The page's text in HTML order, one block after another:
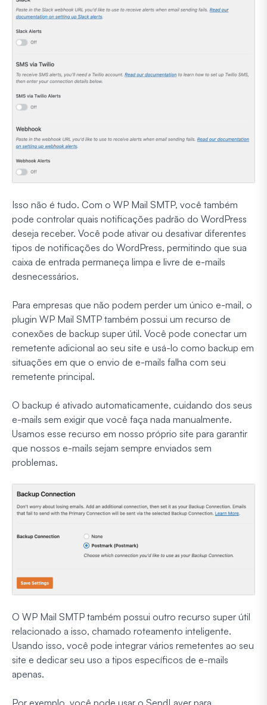
Isso não é tudo. Com o WP Mail SMTP, você também
pode controlar quais notificações padrão do WordPress
deseja receber. Você pode ativar ou desativar diferentes
tipos de notificações do WordPress, permitindo que sua
caixa de entrada permaneça limpa e livre de e-mails
desnecessários.
Para empresas que não podem perder um único e-mail, o
plugin WP Mail SMTP também possui um recurso de
conexões de backup super útil. Você pode conectar um
remetente adicional ao seu site e usá-lo como backup em
situações em que o envio de e-mails falha com seu
remetente principal.
O backup é ativado automaticamente, cuidando dos seus
e-mails sem exigir que você faça nada manualmente.
Usamos esse recurso em nosso próprio site para garantir
que nossos e-mails sejam sempre enviados sem
problemas.
O WP Mail SMTP também possui outro recurso super útil
relacionado a isso, chamado roteamento inteligente.
Usando isso, você pode integrar vários remetentes ao seu
site e dedicar seu uso a tipos específicos de e-mails
apenas.